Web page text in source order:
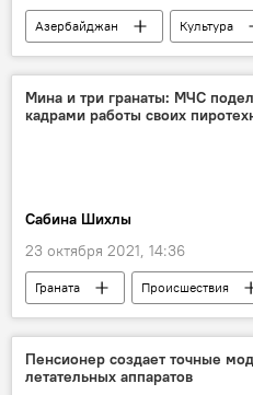
Азербайджан
Культура
Народный артист
инсульт
Мина и три гранаты: МЧС
кадрами работы своих
Сабина Шихлы
23 октября 2021, 14:36
Граната Происшествия
Разминирование
Министерство по чрезвычайным
Саперы
Пенсионер создает точные
летательных аппаратов